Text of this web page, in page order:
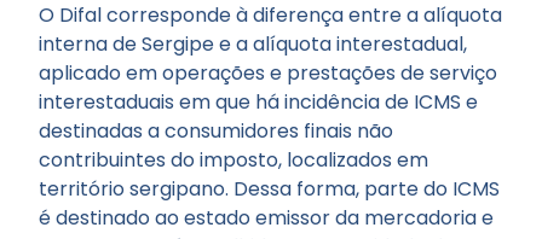
O Difal corresponde à diferença entre a alíquota
interna de Sergipe e a alíquota interestadual,
aplicado em operações e prestações de serviço
interestaduais em que há incidência de ICMS e
destinadas a consumidores finais não
contribuintes do imposto, localizados em
território sergipano. Dessa forma, parte do ICMS
é destinado ao estado emissor da mercadoria e